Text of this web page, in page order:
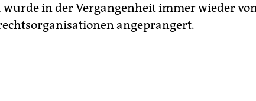
in der Vergangenheit immer wieder
angeprangert.